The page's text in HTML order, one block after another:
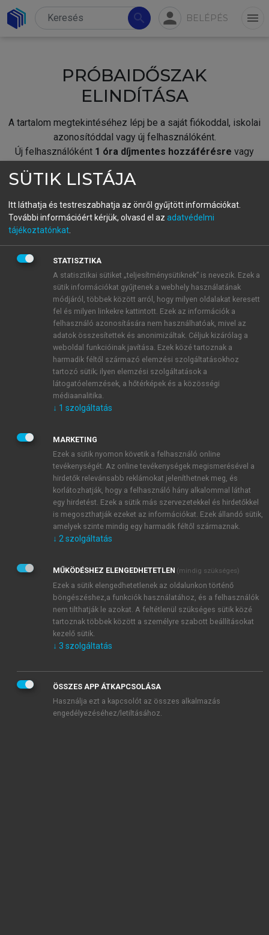
search person BELÉPÉS menu
PRÓBAIDŐSZAK
ELINDÍTÁSA
A tartalom megtekintéséhez lépj be a saját fiókoddal, iskolai
azonosítóddal vagy új felhasználóként.
Új felhasználóként 1 óra díjmentes hozzáférésre vagy
fiókoddal,vagy hozz létre új fiókot.
A regisztráció után apróbaidőszakautomatikusan
BELÉPÉS SAJÁT FIÓKKAL
ÚJ FIÓK LÉTREHOZÁSA
1 óra díjmentes hozzáférés
E-MAIL-CÍM
JELSZÓ
JELSZÓ ÚJRA
Kérek értesítést a MeRSZ újdonságairól, akcióiról.
Kérek értesítést az Akadémiai Kiadó Zrt. újdonságairól,
Adatkezelési tájékoztatóbanfoglaltakat tudomásul
veszem és elfogadom.
Általános vásárlási feltételeket, valamint a szotar.netés a
mersz.huoldalak licencszerződéseiben foglaltakat
tudomásul veszem és elfogadom.
KIPRÓBÁLOM
SÜTIK LISTÁJA
Itt láthatja és testreszabhatja az önről gyűjtött információkat.
További információért kérjük, olvasd el az adatvédelmi
tájékoztatónkat
STATISZTIKA
A statisztikai sütiket „teljesítménysütiknek” is nevezik. Ezek a
sütik információkat gyűjtenek a webhely használatának
módjáról, többek között arról, hogy milyen oldalakat keresett
fel és milyen linkekre kattintott. Ezek az információk a
felhasználó azonosítására nem használhatóak, mivel az
adatok összesítettek és anonimizáltak. Céljuk kizárólag a
weboldal funkcióinak javítása. Ezek közé tartoznak a
harmadik féltől származó elemzési szolgáltatásokhoz
tartozó sütik; ilyen elemzési szolgáltatások a
látogatóelemzések, a hőtérképek és a közösségi
médiaanalitika.
↓ 1 szolgáltatás
MARKETING
Ezek a sütik nyomon követik a felhasználó online
tevékenységét. Az online tevékenységek megismerésével a
hirdetők relevánsabb reklámokat jeleníthetnek meg, és
korlátozhatják, hogy a felhasználó hány alkalommal láthat
egy hirdetést. Ezek a sütik más szervezetekkel és hirdetőkkel
is megoszthatják ezeket az információkat. Ezek állandó sütik,
amelyek szinte mindig egy harmadik féltől származnak.
↓ 2 szolgáltatás
MŰKÖDÉSHEZ ELENGEDHETETLEN (mindig szükséges)
Ezek a sütik elengedhetetlenek az oldalunkon történő
böngészéshez,a funkciók használatához, és a felhasználók
nem tilthatják le azokat. A feltétlenül szükséges sütik közé
tartoznak többek között a személyre szabott beállításokat
kezelő sütik.
↓ 3 szolgáltatás
ÖSSZES APP ÁTKAPCSOLÁSA
Használja ezt a kapcsolót az összes alkalmazás
engedélyezéséhez/letiltásához.